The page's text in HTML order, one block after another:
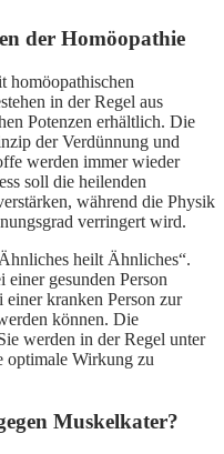
der Homöopathie
homöopathischen
in der Regel aus
Potenzen erhältlich. Die
der Verdünnung und
werden immer wieder
soll die heilenden
während die Physik
verringert wird.
heilt Ähnliches“.
einer gesunden Person
kranken Person zur
können. Die
werden in der Regel unter
optimale Wirkung zu
Muskelkater?